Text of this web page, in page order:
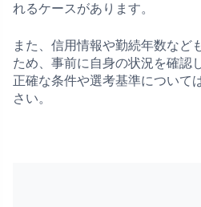
れるケースがあります。
また、信用情報や勤続年数など
ため、事前に自身の状況を確認
正確な条件や選考基準について
さい。